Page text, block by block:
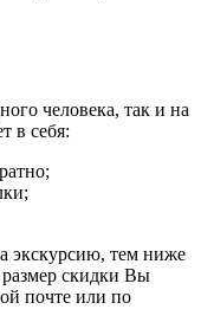
человека, так и на
в себя:
экскурсию, тем ниже
размер скидки Вы
почте или по